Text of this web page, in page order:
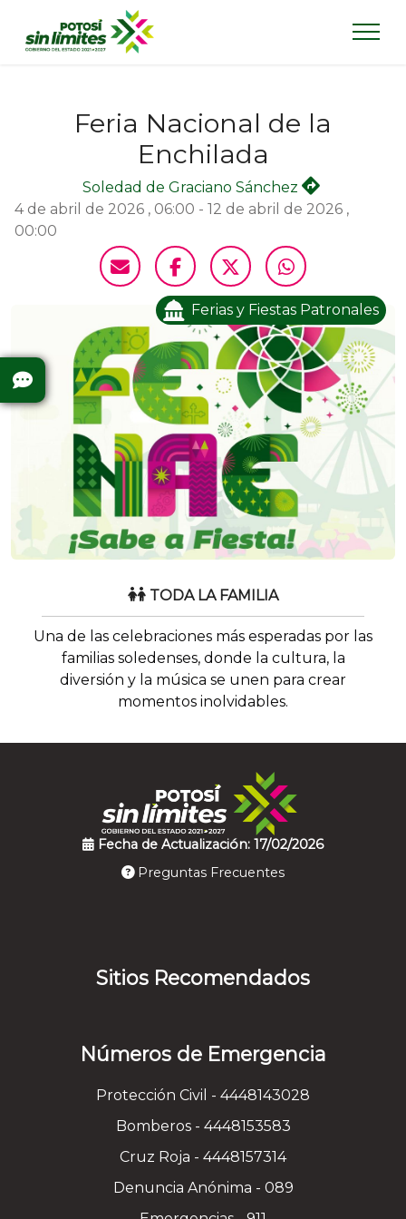
Feria Nacional de la
Enchilada
Soledad de Graciano Sánchez
4 de abril de 2026 , 06:00 - 12 de abril de 2026 ,
00:00
Ferias y Fiestas Patronales
TODA LA FAMILIA
Una de las celebraciones más esperadas por las
familias soledenses, donde la cultura, la
diversión y la música se unen para crear
momentos inolvidables.
Fecha de Actualización: 17/02/2026
Preguntas Frecuentes
Sitios Recomendados
Números de Emergencia
Protección Civil - 4448143028
Bomberos - 4448153583
Cruz Roja - 4448157314
Denuncia Anónima - 089